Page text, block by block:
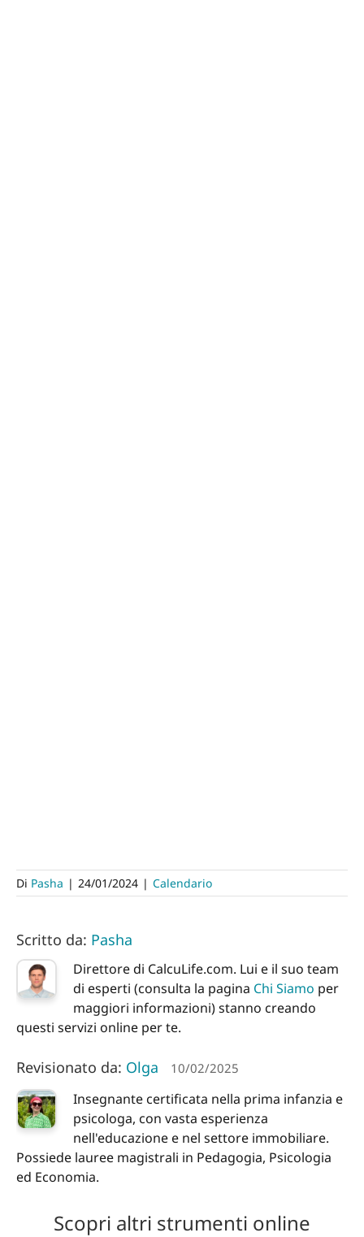
Di Pasha | 24/01/2024 | Calendario
Scritto da: Pasha
Direttore di CalcuLife.com. Lui e il suo team
di esperti (consulta la pagina Chi Siamo per
maggiori informazioni) stanno creando
questi servizi online per te.
Revisionato da: Olga 10/02/2025
Insegnante certificata nella prima infanzia e
psicologa, con vasta esperienza
nell'educazione e nel settore immobiliare.
Possiede lauree magistrali in Pedagogia, Psicologia
ed Economia.
Scopri altri strumenti online